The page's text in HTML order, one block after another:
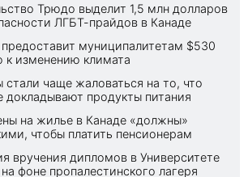
Трюдо выделит 1,5 млн долларов
ЛГБТ-прайдов в Канаде
муниципалитетам $530
к изменению климата
стали чаще жаловаться на то, что
докладывают продукты питания
на жилье в Канаде «должны»
чтобы платить пенсионерам
вручения дипломов в Университете
фоне пропалестинского лагеря